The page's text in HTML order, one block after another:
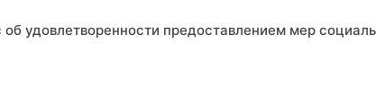
об удовлетворенности предоставлением мер